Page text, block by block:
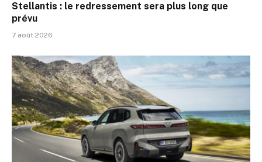
Stellantis : le redressement sera plus long que
prévu
7 août 2026